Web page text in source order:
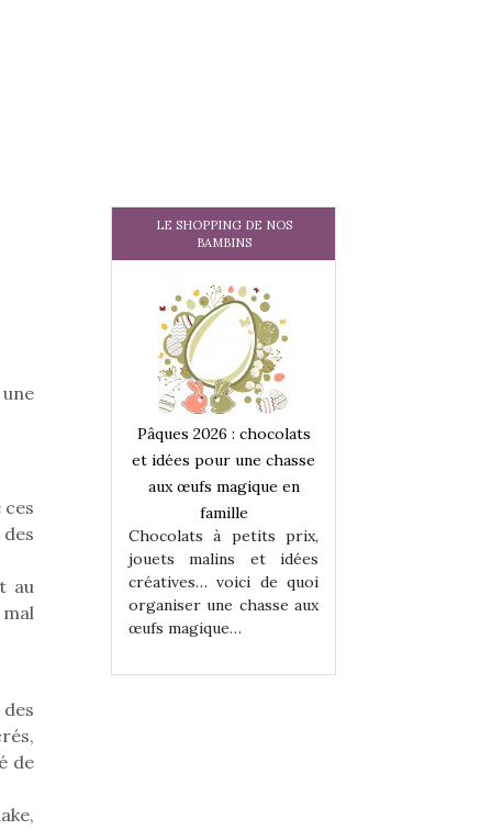
au
de
LE SHOPPING DE NOS
BAMBINS
prix,
de quoi
chasse aux
Pâques 2026 : chocolats
et idées pour une chasse
aux œufs magique en
famille
Chocolats à petits prix,
jouets malins et idées
créatives… voici de quoi
organiser une chasse aux
œufs magique…